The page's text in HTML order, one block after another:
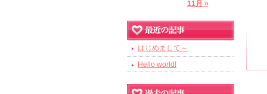
11月 »
はじめまして～
Hello world!